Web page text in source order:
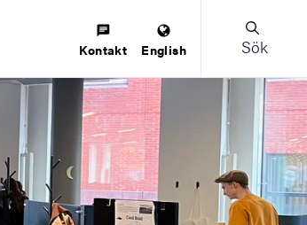
Kontakt English Sök